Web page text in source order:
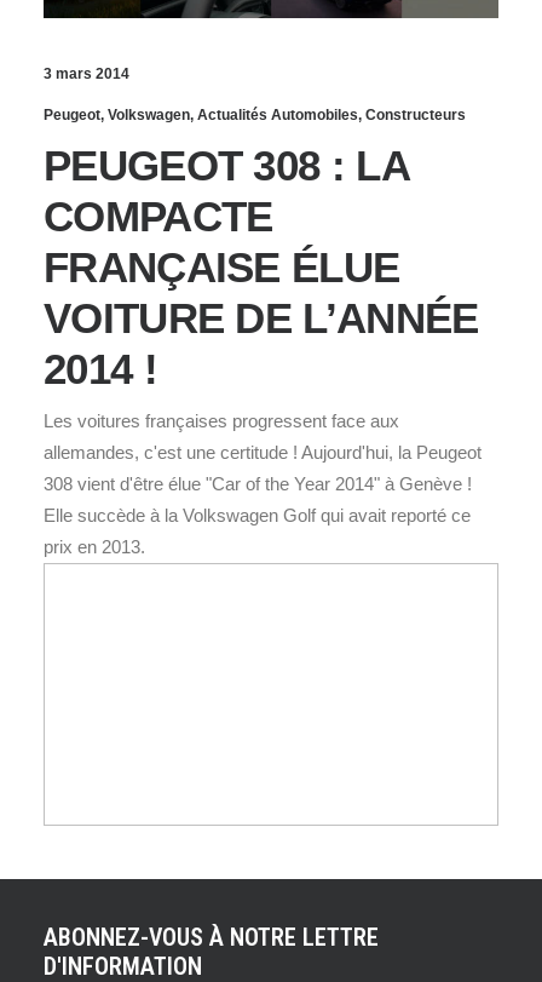
3 mars 2014
Peugeot, Volkswagen, Actualités Automobiles, Constructeurs
PEUGEOT 308 : LA
COMPACTE
FRANÇAISE ÉLUE
VOITURE DE L’ANNÉE
2014 !
Les voitures françaises progressent face aux
allemandes, c'est une certitude ! Aujourd'hui, la Peugeot
308 vient d'être élue "Car of the Year 2014" à Genève !
Elle succède à la Volkswagen Golf qui avait reporté ce
prix en 2013.
ABONNEZ-VOUS À NOTRE LETTRE
D'INFORMATION